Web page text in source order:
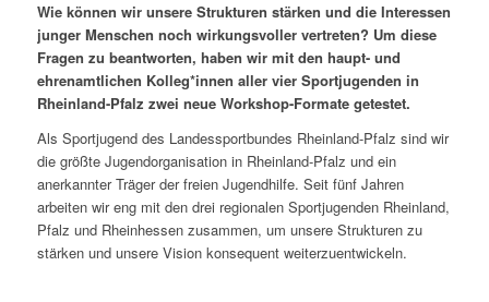
Wie können wir unsere Strukturen stärken und die Interessen
junger Menschen noch wirkungsvoller vertreten? Um diese
Fragen zu beantworten, haben wir mit den haupt- und
ehrenamtlichen Kolleg*innen aller vier Sportjugenden in
Rheinland-Pfalz zwei neue Workshop-Formate getestet.
Als Sportjugend des Landessportbundes Rheinland-Pfalz sind wir
die größte Jugendorganisation in Rheinland-Pfalz und ein
anerkannter Träger der freien Jugendhilfe. Seit fünf Jahren
arbeiten wir eng mit den drei regionalen Sportjugenden Rheinland,
Pfalz und Rheinhessen zusammen, um unsere Strukturen zu
stärken und unsere Vision konsequent weiterzuentwickeln.